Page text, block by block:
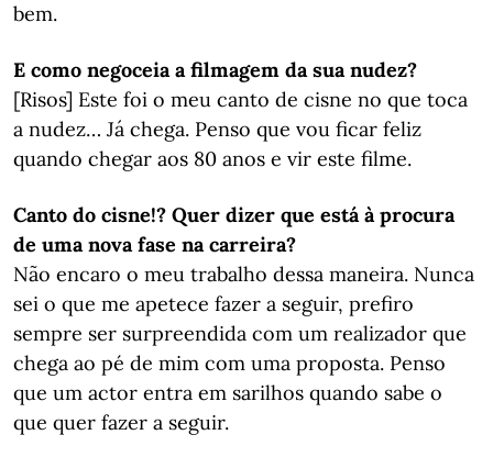
bem.
E como negoceia a filmagem da sua nudez?
[Risos] Este foi o meu canto de cisne no que toca
a nudez… Já chega. Penso que vou ficar feliz
quando chegar aos 80 anos e vir este filme.
Canto do cisne!? Quer dizer que está à procura
de uma nova fase na carreira?
Não encaro o meu trabalho dessa maneira. Nunca
sei o que me apetece fazer a seguir, prefiro
sempre ser surpreendida com um realizador que
chega ao pé de mim com uma proposta. Penso
que um actor entra em sarilhos quando sabe o
que quer fazer a seguir.